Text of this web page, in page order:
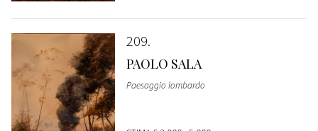
209
PAOLO SALA
Paesaggio lombardo